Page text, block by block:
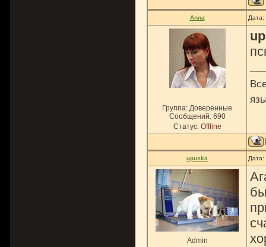
Anna Дата:
Группа: Доверенные
Сообщений: 690
Статус: Offline
upuska
Admin